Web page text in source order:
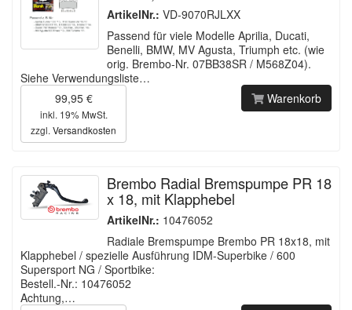
ArtikelNr.: VD-9070RJLXX
Passend für viele Modelle Aprilia, Ducati,
Benelli, BMW, MV Agusta, Triumph etc. (wie
orig. Brembo-Nr. 07BB38SR / M568Z04).
Siehe Verwendungsliste…
99,95 €
inkl. 19% MwSt.
zzgl. Versandkosten
Warenkorb
Brembo Radial Bremspumpe PR 18
x 18, mit Klapphebel
ArtikelNr.: 10476052
Radiale Bremspumpe Brembo PR 18x18, mit
Klapphebel / spezielle Ausführung IDM-Superbike / 600
Supersport NG / Sportbike:
Bestell.-Nr.: 10476052
Achtung,…